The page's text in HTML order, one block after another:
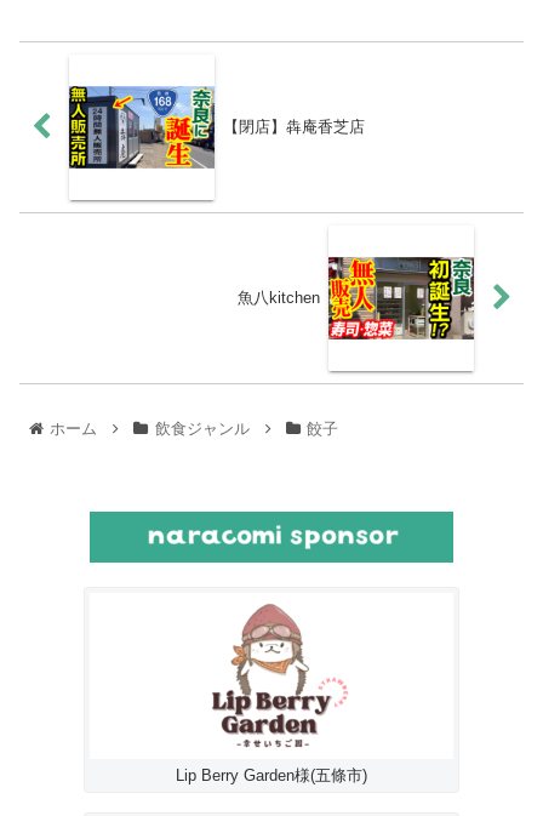
【閉店】犇庵香芝店
魚八kitchen
ホーム 飲食ジャンル 餃子
Lip Berry Garden様(五條市)